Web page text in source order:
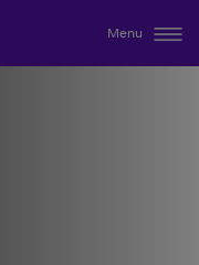
Menu